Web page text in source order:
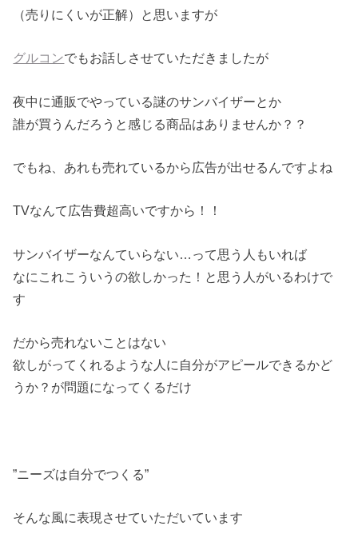
（売りにくいが正解）と思いますが
グルコンでもお話しさせていただきましたが
夜中に通販でやっている謎のサンバイザーとか
誰が買うんだろうと感じる商品はありませんか？？
でもね、あれも売れているから広告が出せるんですよね
TVなんて広告費超高いですから！！
サンバイザーなんていらない…って思う人もいれば
なにこれこういうの欲しかった！と思う人がいるわけで
す
だから売れないことはない
欲しがってくれるような人に自分がアピールできるかど
うか？が問題になってくるだけ
”ニーズは自分でつくる”
そんな風に表現させていただいています